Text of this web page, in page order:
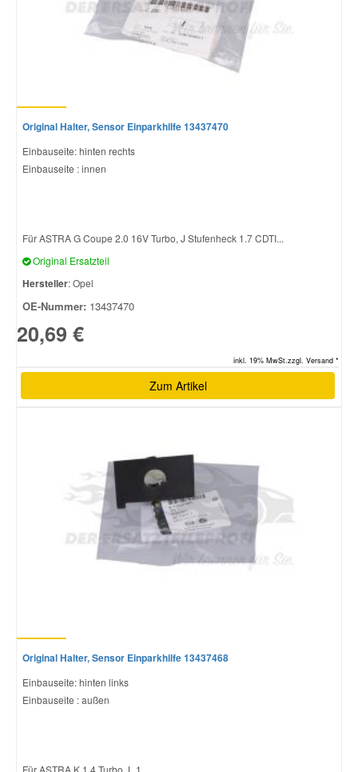
Original Halter, Sensor Einparkhilfe 13437470
Einbauseite: hinten rechts
Einbauseite : innen
Für ASTRA G Coupe 2.0 16V Turbo, J Stufenheck 1.7 CDTI...
Original Ersatzteil
Hersteller: Opel
OE-Nummer: 13437470
20,69 €
inkl. 19% MwSt.zzgl. Versand *
Zum Artikel
Original Halter, Sensor Einparkhilfe 13437468
Einbauseite: hinten links
Einbauseite : außen
Für ASTRA K 1.4 Turbo, L 1....